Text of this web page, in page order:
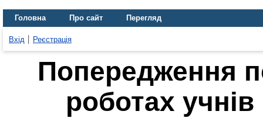
Головна Про сайт Перегляд
Вхід Реєстрація
Попередження
роботах